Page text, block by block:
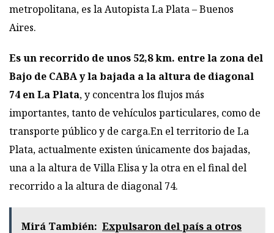
metropolitana, es la Autopista La Plata – Buenos
Aires.
Es un recorrido de unos 52,8 km. entre la zona del
Bajo de CABA y la bajada a la altura de diagonal
74 en La Plata, y concentra los flujos más
importantes, tanto de vehículos particulares, como de
transporte público y de carga.En el territorio de La
Plata, actualmente existen únicamente dos bajadas,
una a la altura de Villa Elisa y la otra en el final del
recorrido a la altura de diagonal 74.
Mirá También: Expulsaron del país a otros